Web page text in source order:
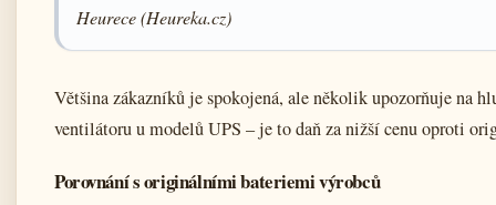
Heurece (Heureka.cz)
Většina zákazníků je spokojená, ale několik upozorňuje na
ventilátoru u modelů UPS – je to daň za nižší cenu oproti
Porovnání s originálními bateriemi výrobců